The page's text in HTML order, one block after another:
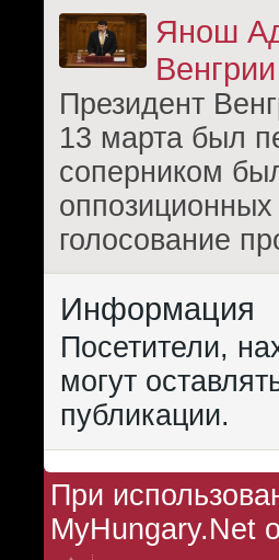
Янош
Президент
13 марта был
соперником
голосование
Информация
Посетители,
могут
публикации.
При
MyHungary.Net